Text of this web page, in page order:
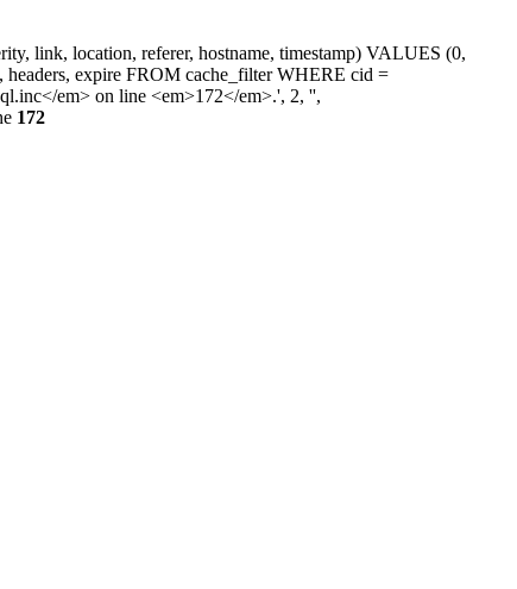
link, location, referer, hostname, timestamp) VALUES (0,
headers, expire FROM cache_filter WHERE cid =
em> on line <em>172</em>.', 2, '',
172